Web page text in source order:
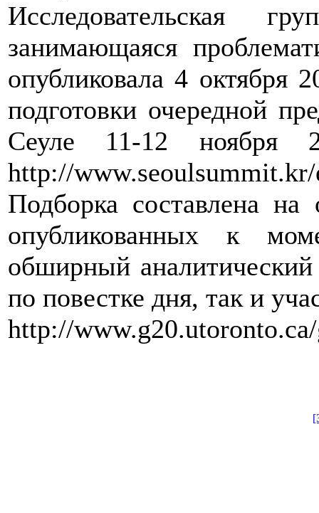
Исследовательская
занимающаяся
опубликовала 4 октября
подготовки очередной
Сеуле 11-12 ноября
http://
Подборка составлена
опубликованных к
обширный аналитический
по повестке дня, так и
http://